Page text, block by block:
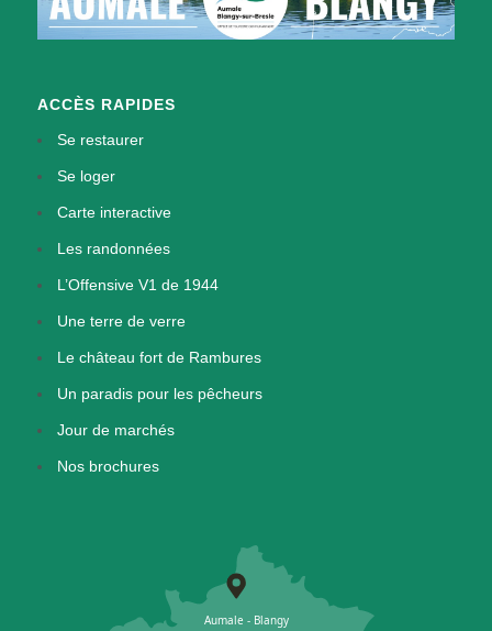
ACCÈS RAPIDES
Se restaurer
Se loger
Carte interactive
Les randonnées
L’Offensive V1 de 1944
Une terre de verre
Le château fort de Rambures
Un paradis pour les pêcheurs
Jour de marchés
Nos brochures